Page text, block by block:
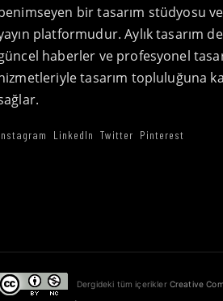
bir tasarım stüdyosu
platformudur. Aylık tasarım
haberler ve profesyonel
tasarım topluluğuna
LinkedIn Twitter Pinterest
Dergideki tüm içerikler Creative